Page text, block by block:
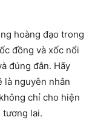
hoàng đạo trong
đồng và xốc nổi
đúng đắn. Hãy
là nguyên nhân
chỉ cho hiện
tương lai.